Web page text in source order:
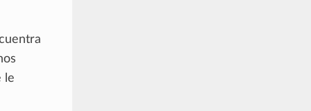
le